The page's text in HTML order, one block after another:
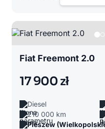
Fiat Freemont 2.0
17 900 zł
Diesel
210 000 km
Pleszew